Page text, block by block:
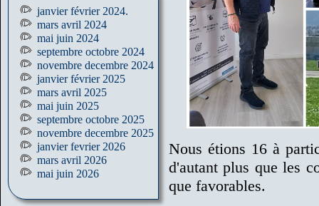
janvier février 2024.
mars avril 2024
mai juin 2024
septembre octobre 2024
novembre decembre 2024
janvier février 2025
mars avril 2025
mai juin 2025
septembre octobre 2025
novembre decembre 2025
janvier fevrier 2026
mars avril 2026
mai juin 2026
Nous étions 16 à
d'autant plus que les
que favorables.